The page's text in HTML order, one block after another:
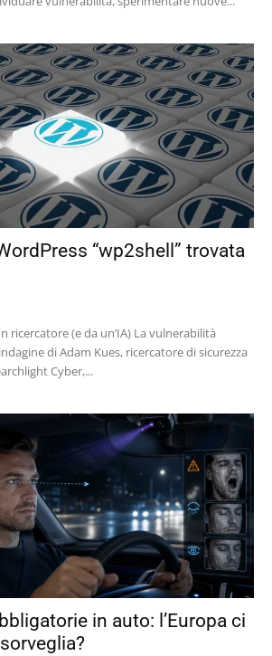
“wp2shell” trovata
(e da un’IA) La vulnerabilità
di Adam Kues, ricercatore di sicurezza
Cyber,...
in auto: l’Europa ci